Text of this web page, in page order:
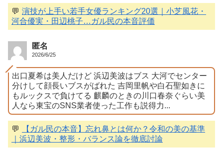
💬 演技が上手い若手女優ランキング20選｜小芝風花・
河合優実・田辺桃子…ガル民の本音評価
匿名
2026/6/25
出口夏希は美人だけど 浜辺美波はブス 大河でセンター
分けして顔長いブスがばれた 吉岡里帆や白石聖如きに
もルックスで負けてる 麒麟のときの川口春奈ぐらい美
人なら東宝のSNS業者使った工作も説得力...
💬
【ガル民の本音】忘れ鼻とは何か？令和の美の基準
｜浜辺美波・整形・バランス論を徹底討論